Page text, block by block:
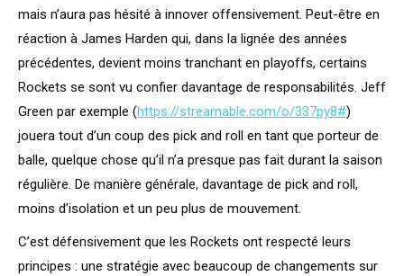
mais n’aura pas hésité à innover offensivement. Peut-être en
réaction à James Harden qui, dans la lignée des années
précédentes, devient moins tranchant en playoffs, certains
Rockets se sont vu confier davantage de responsabilités. Jeff
Green par exemple (https://streamable.com/o/337py8#)
jouera tout d’un coup des pick and roll en tant que porteur de
balle, quelque chose qu’il n’a presque pas fait durant la saison
régulière. De manière générale, davantage de pick and roll,
moins d’isolation et un peu plus de mouvement.
C’est défensivement que les Rockets ont respecté leurs
principes : une stratégie avec beaucoup de changements sur